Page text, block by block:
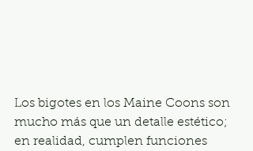
Los bigotes en los Maine Coons son
mucho más que un detalle estético;
en realidad, cumplen funciones